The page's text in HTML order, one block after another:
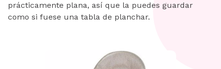
prácticamente plana, así que la puedes guardar
como si fuese una tabla de planchar.